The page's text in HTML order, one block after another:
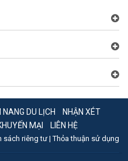
NANG DU LỊCH
NHẬN XÉT
MẠI LIÊN HỆ
sách riêng tư |Thỏa thuận sử dụng